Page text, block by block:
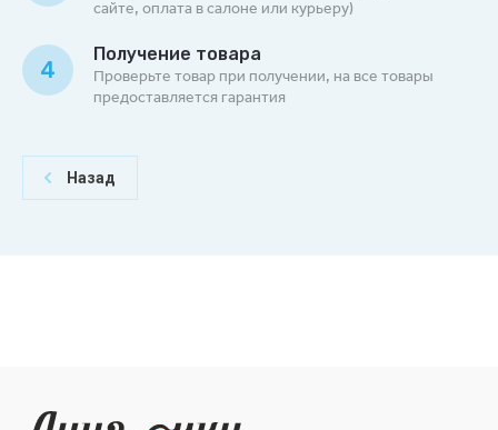
сайте, оплата в салоне или курьеру)
4
Получение товара
Проверьте товар при получении, на все товары
предоставляется гарантия
Назад